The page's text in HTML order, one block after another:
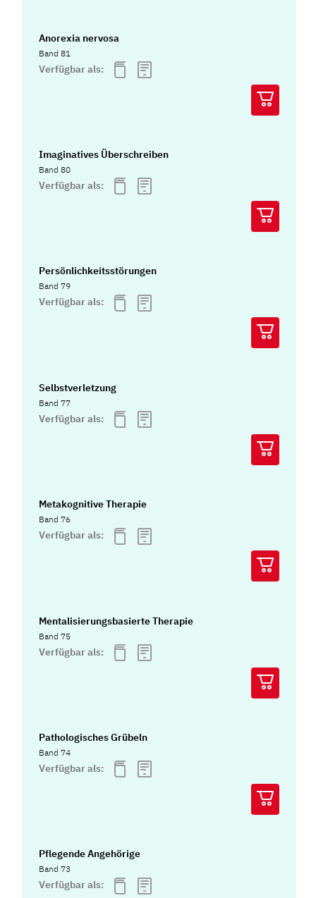
Anorexia nervosa
Band 81
Verfügbar als:
Imaginatives Überschreiben
Band 80
Verfügbar als:
Persönlichkeitsstörungen
Band 79
Verfügbar als:
Selbstverletzung
Band 77
Verfügbar als:
Metakognitive Therapie
Band 76
Verfügbar als:
Mentalisierungsbasierte Therapie
Band 75
Verfügbar als:
Pathologisches Grübeln
Band 74
Verfügbar als:
Pflegende Angehörige
Band 73
Verfügbar als: